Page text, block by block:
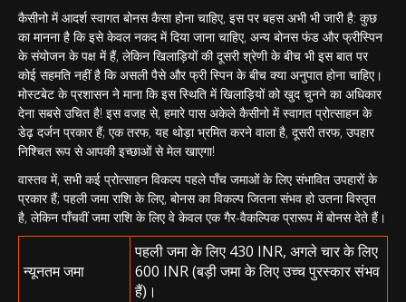
कैसीनो में आदर्श स्वागत बोनस कैसा होना चाहिए, इस पर बहस अभी भी जारी है: कुछ
का मानना ​​है कि इसे केवल नकद में दिया जाना चाहिए, अन्य बोनस फंड और फ्रीस्पिन
के संयोजन के पक्ष में हैं, लेकिन खिलाड़ियों की दूसरी श्रेणी के बीच भी इस बात पर
कोई सहमति नहीं है कि असली पैसे और फ्री स्पिन के बीच क्या अनुपात होना चाहिए।
मोस्टबेट के प्रशासन ने माना कि इस स्थिति में खिलाड़ियों को खुद चुनने का अधिकार
देना सबसे उचित है! इस वजह से, हमारे पास अकेले कैसीनो में स्वागत प्रोत्साहन के
डेढ़ दर्जन प्रकार हैं; एक तरफ, यह थोड़ा भ्रमित करने वाला है, दूसरी तरफ, उपहार
निश्चित रूप से आपकी इच्छाओं से मेल खाएगा!
वास्तव में, सभी कई प्रोत्साहन विकल्प पहले पाँच जमाओं के लिए संभावित उपहारों के
प्रकार हैं; पहली जमा राशि के लिए, बोनस का विकल्प जितना संभव हो उतना विस्तृत
है, लेकिन पाँचवीं जमा राशि के लिए वे केवल एक गैर-वैकल्पिक प्रारूप में बोनस देते हैं।
न्यूनतम जमा
पहली जमा के लिए 430 INR, अगले चार के लिए
600 INR (बड़ी जमा के लिए उच्च पुरस्कार संभव
हैं)।